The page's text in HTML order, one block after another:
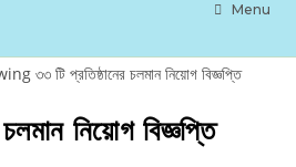
Menu
নিয়োগ বিজ্ঞপ্তি